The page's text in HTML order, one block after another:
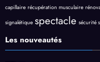
capillaire récupération musculaire
signalétique spectacle sécurité
Les nouveautés